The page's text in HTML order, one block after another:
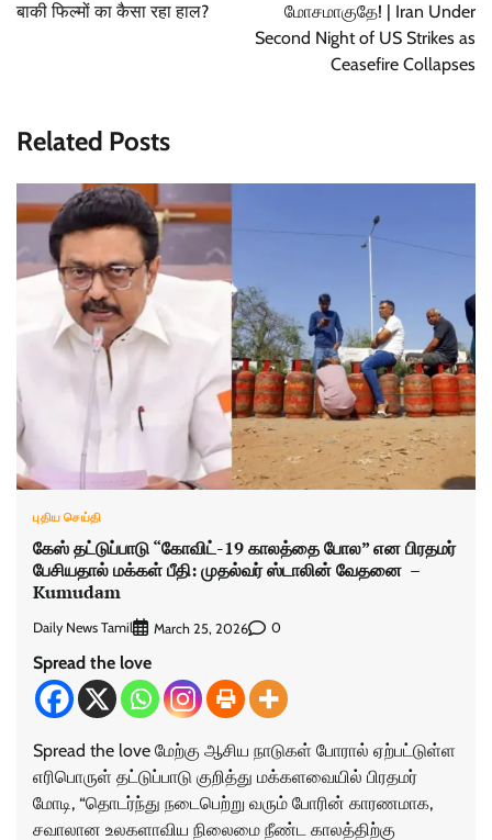
बाकी फिल्मों का कैसा रहा हाल?
மோசமாகுதே! | Iran Under
Second Night of US Strikes as
Ceasefire Collapses
Related Posts
புதிய செய்தி
கேஸ் தட்டுப்பாடு “கோவிட்-19 காலத்தை போல” என பிரதமர்
பேசியதால் மக்கள் பீதி: முதல்வர் ஸ்டாலின் வேதனை –
Kumudam
Daily News Tamil March 25, 2026 0
Spread the love
Spread the love மேற்கு ஆசிய நாடுகள் போரால் ஏற்பட்டுள்ள
எரிபொருள் தட்டுப்பாடு குறித்து மக்களவையில் பிரதமர்
மோடி, “தொடர்ந்து நடைபெற்று வரும் போரின் காரணமாக,
சவாலான உலகளாவிய நிலைமை நீண்ட காலத்திற்கு